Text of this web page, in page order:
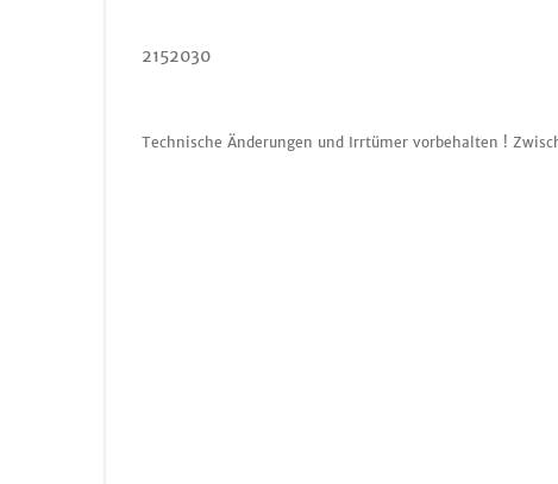
2152030
Technische Änderungen und Irrtümer vorbehalten !